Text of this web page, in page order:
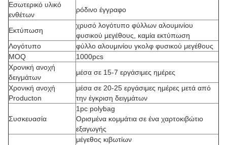
Εσωτερικό υλικό
ενθέτων
ρόδινο έγγραφο
Εκτύπωση
χρυσό λογότυπο φύλλων αλουμινίου
φυσικού μεγέθους, καμία εκτύπωση
Λογότυπο
φύλλο αλουμινίου γκολφ φυσικού μεγέθους
MOQ
1000pcs
Χρονική ανοχή
δειγμάτων
μέσα σε 15-7 εργάσιμες ημέρες
Χρονική ανοχή
Producton
μέσα σε 20-25 εργάσιμες ημέρες μετά από
την έγκριση δειγμάτων
Συσκευασία
1pc polybag
Ορισμένα κομμάτια σε ένα χαρτοκιβώτιο
εξαγωγής
μέγεθος κιβωτίων